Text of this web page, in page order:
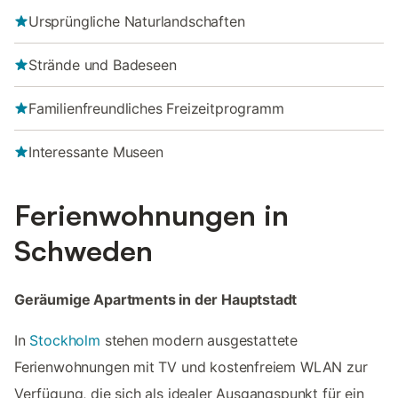
Ursprüngliche Naturlandschaften
Strände und Badeseen
Familienfreundliches Freizeitprogramm
Interessante Museen
Ferienwohnungen in
Schweden
Geräumige Apartments in der Hauptstadt
In Stockholm stehen modern ausgestattete
Ferienwohnungen mit TV und kostenfreiem WLAN zur
Verfügung, die sich als idealer Ausgangspunkt für ein